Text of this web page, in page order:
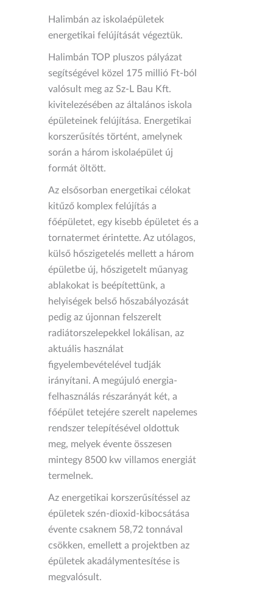
Halimbán az iskolaépületek
energetikai felújítását végeztük.
Halimbán TOP pluszos pályázat
segítségével közel 175 millió Ft-ból
valósult meg az Sz-L Bau Kft.
kivitelezésében az általános iskola
épületeinek felújítása. Energetikai
korszerűsítés történt, amelynek
során a három iskolaépület új
formát öltött.
Az elsősorban energetikai célokat
kitűző komplex felújítás a
főépületet, egy kisebb épületet és a
tornatermet érintette. Az utólagos,
külső hőszigetelés mellett a három
épületbe új, hőszigetelt műanyag
ablakokat is beépítettünk, a
helyiségek belső hőszabályozását
pedig az újonnan felszerelt
radiátorszelepekkel lokálisan, az
aktuális használat
figyelembevételével tudják
irányítani. A megújuló energia-
felhasználás részarányát két, a
főépület tetejére szerelt napelemes
rendszer telepítésével oldottuk
meg, melyek évente összesen
mintegy 8500 kw villamos energiát
termelnek.
Az energetikai korszerűsítéssel az
épületek szén-dioxid-kibocsátása
évente csaknem 58,72 tonnával
csökken, emellett a projektben az
épületek akadálymentesítése is
megvalósult.